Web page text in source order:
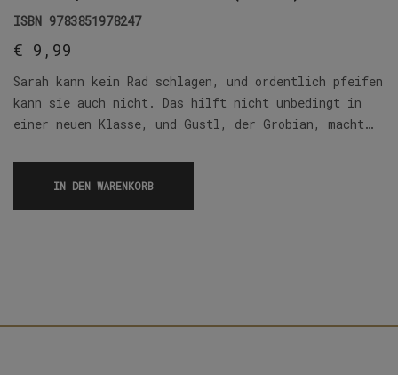
ISBN 9783851978247
€ 9,99
Sarah kann kein Rad schlagen, und ordentlich pfeifen
kann sie auch nicht. Das hilft nicht unbedingt in
einer neuen Klasse, und Gustl, der Grobian, macht…
IN DEN WARENKORB